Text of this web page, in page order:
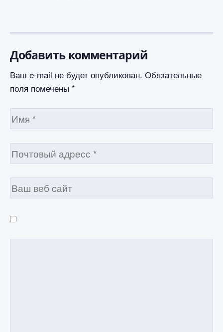
Добавить комментарий
Ваш e-mail не будет опубликован. Обязательные
поля помечены *